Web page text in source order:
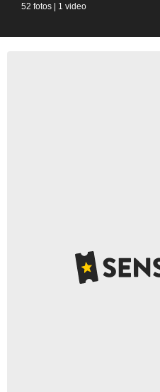
52 fotos | 1 video